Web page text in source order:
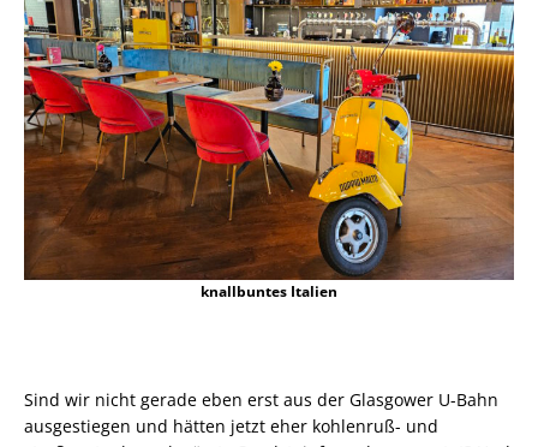
knallbuntes Italien
Sind wir nicht gerade eben erst aus der Glasgower U-Bahn
ausgestiegen und hätten jetzt eher kohlenruß- und